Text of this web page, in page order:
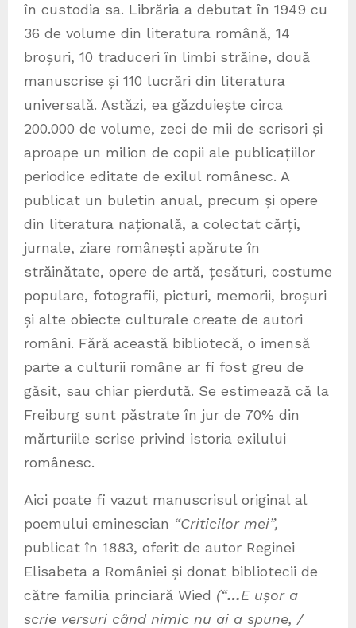
în custodia sa. Librăria a debutat în 1949 cu
36 de volume din literatura română, 14
broșuri, 10 traduceri în limbi străine, două
manuscrise și 110 lucrări din literatura
universală. Astăzi, ea găzduiește circa
200.000 de volume, zeci de mii de scrisori și
aproape un milion de copii ale publicațiilor
periodice editate de exilul românesc. A
publicat un buletin anual, precum și opere
din literatura națională, a colectat cărți,
jurnale, ziare românești apărute în
străinătate, opere de artă, țesături, costume
populare, fotografii, picturi, memorii, broșuri
și alte obiecte culturale create de autori
români. Fără această bibliotecă, o imensă
parte a culturii române ar fi fost greu de
găsit, sau chiar pierdută. Se estimează că la
Freiburg sunt păstrate în jur de 70% din
mărturiile scrise privind istoria exilului
românesc.
Aici poate fi vazut manuscrisul original al
poemului eminescian “Criticilor mei”,
publicat în 1883, oferit de autor Reginei
Elisabeta a României și donat bibliotecii de
către familia princiară Wied (“…E ușor a
scrie versuri când nimic nu ai a spune, /